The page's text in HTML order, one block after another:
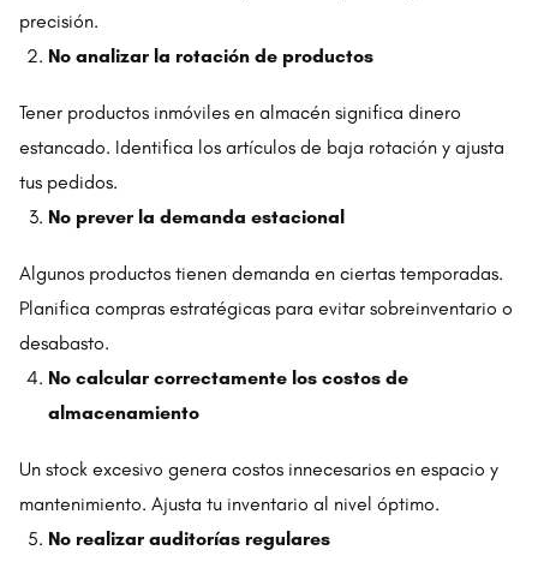
precisión.
No analizar la rotación de productos
Tener productos inmóviles en almacén significa dinero
estancado. Identifica los artículos de baja rotación y ajusta
tus pedidos.
No prever la demanda estacional
Algunos productos tienen demanda en ciertas temporadas.
Planifica compras estratégicas para evitar sobreinventario o
desabasto.
No calcular correctamente los costos de
almacenamiento
Un stock excesivo genera costos innecesarios en espacio y
mantenimiento. Ajusta tu inventario al nivel óptimo.
No realizar auditorías regulares